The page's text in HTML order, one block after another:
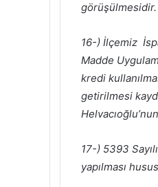
görüşülmesidir.
16-) İlçemiz
Madde
kredi
getirilmesi
17-) 5393
yapılması